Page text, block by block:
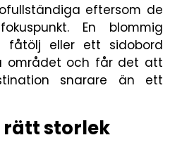
eftersom de
En blommig
fåtölj eller ett sidobord
området och får det att
snarare än ett
rätt storlek